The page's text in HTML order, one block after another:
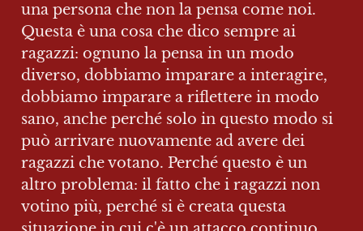
una persona che non la pensa come noi.
Questa è una cosa che dico sempre ai
ragazzi: ognuno la pensa in un modo
diverso, dobbiamo imparare a interagire,
dobbiamo imparare a riflettere in modo
sano, anche perché solo in questo modo si
può arrivare nuovamente ad avere dei
ragazzi che votano. Perché questo è un
altro problema: il fatto che i ragazzi non
votino più, perché si è creata questa